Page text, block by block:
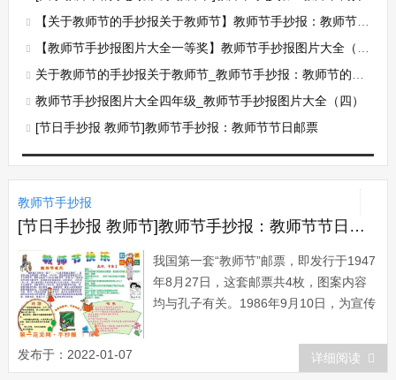
【关于教师节的手抄报关于教师节】教师节手抄报：教师节是几月几日？
【教师节手抄报图片大全一等奖】教师节手抄报图片大全（一）
关于教师节的手抄报关于教师节_教师节手抄报：教师节的节日演变
教师节手抄报图片大全四年级_教师节手抄报图片大全（四）
[节日手抄报 教师节]教师节手抄报：教师节节日邮票
教师节手抄报
[节日手抄报 教师节]教师节手抄报：教师节节日邮票
我国第一套“教师节”邮票，即发行于1947
年8月27日，这套邮票共4枚，图案内容
均与孔子有关。1986年9月10日，为宣传
一套“教师节”纪念邮票，全套1枚，面额8
分。张磊设计。影写版。齿孔11度，背面
发布于：2022-01-07 详细阅读